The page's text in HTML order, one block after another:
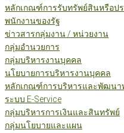
หลักเกณฑ์การรับทรัพย์สินหรือป
พนักงานของรัฐ
ข่าวสารกลุ่มงาน / หน่วยงาน
กลุ่มอำนวยการ
กลุ่มบริหารงานบุคคล
นโยบายการบริหารงานบุคคล
หลักเกณฑ์การบริหารและพัฒนา
ระบบ E-Service
กลุ่มบริหารการเงินและสินทรัพย์
กลุ่มนโยบายและแผน